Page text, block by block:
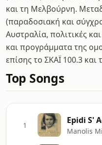
και τη Μελβούρνη.
(παραδοσιακή και
Αυστραλία, πολιτικές
και προγράμματα της
επίσης το ΣΚΑΪ 100.3
Top Songs
1 Epidi S'
Manolis